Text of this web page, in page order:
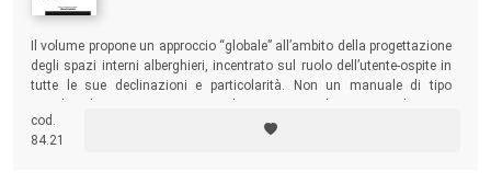
Il volume propone un approccio “globale” all’ambito della progettazione
degli spazi interni alberghieri, incentrato sul ruolo dell’utente-ospite in
tutte le sue declinazioni e particolarità. Non un manuale di tipo
pubblico ampio: professionisti e studenti dell’ambito della
progettazione, albergatori e operatori del settore alberghiero e
cod.
84.21